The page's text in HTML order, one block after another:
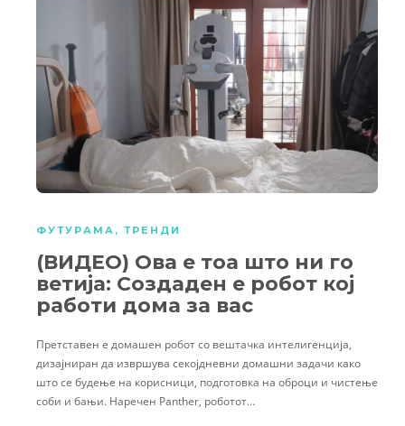
ФУТУРАМА , ТРЕНДИ
(ВИДЕО) Ова е тоа што ни го
ветија: Создаден е робот кој
работи дома за вас
Претставен е домашен робот со вештачка интелигенција,
дизајниран да извршува секојдневни домашни задачи како
што се будење на корисници, подготовка на оброци и чистење
соби и бањи. Наречен Panther, роботот…